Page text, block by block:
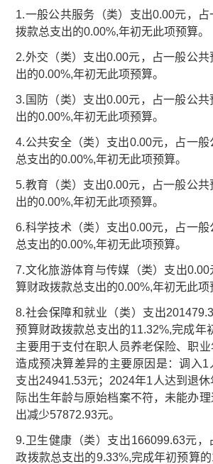
1.一般公共服务（类）支出0.00元，
拨款总支出的0.00%,年初无此项预算。
2.外交（类）支出0.00元，占一般公
出的0.00%,年初无此项预算。
3.国防（类）支出0.00元，占一般公
出的0.00%,年初无此项预算。
4.公共安全（类）支出0.00元，占一
总支出的0.00%,年初无此项预算。
5.教育（类）支出0.00元，占一般公
出的0.00%,年初无此项预算。
6.科学技术（类）支出0.00元，占一
总支出的0.00%,年初无此项预算。
7.文化旅游体育与传媒（类）支出
算财政拨款总支出的0.00%,年初无此项
8.社会保障和就业（类）支出
预算财政拨款总支出的11.32%,完成年
主要用于支付在职人员养老保险、职业
造成预决算差异的主要原因是：调入1
支出24941.53元；2024年1人达到退
际出生年龄与原始档案不符，未能办
出减少57872.93元。
9.卫生健康（类）支出166099.63元，
政拨款总支出的9.33%,完成年初预算